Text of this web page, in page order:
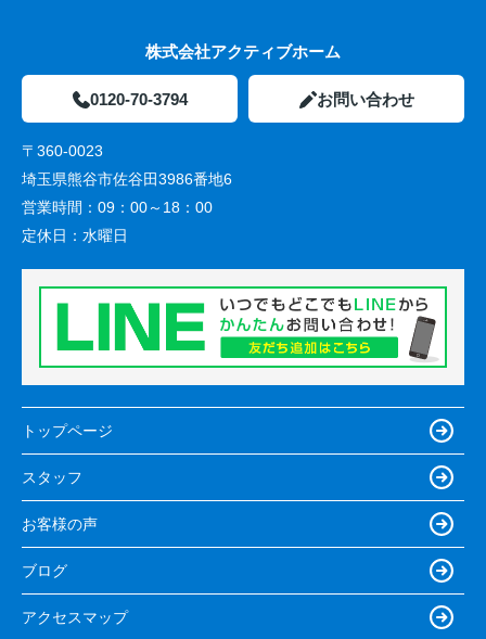
株式会社アクティブホーム
0120-70-3794 お問い合わせ
〒360-0023
埼玉県熊谷市佐谷田3986番地6
営業時間： 09：00～18：00
定休日： 水曜日
トップページ
スタッフ
お客様の声
ブログ
アクセスマップ